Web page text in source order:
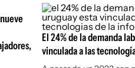
El 24% de la demanda
vinculada a las